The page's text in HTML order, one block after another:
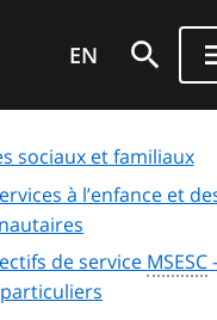
EN
sociaux et familiaux
à l’enfance et
de service MSESC